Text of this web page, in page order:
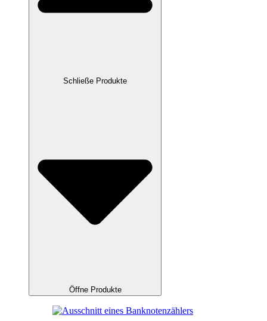
Schließe Produkte
Öffne Produkte